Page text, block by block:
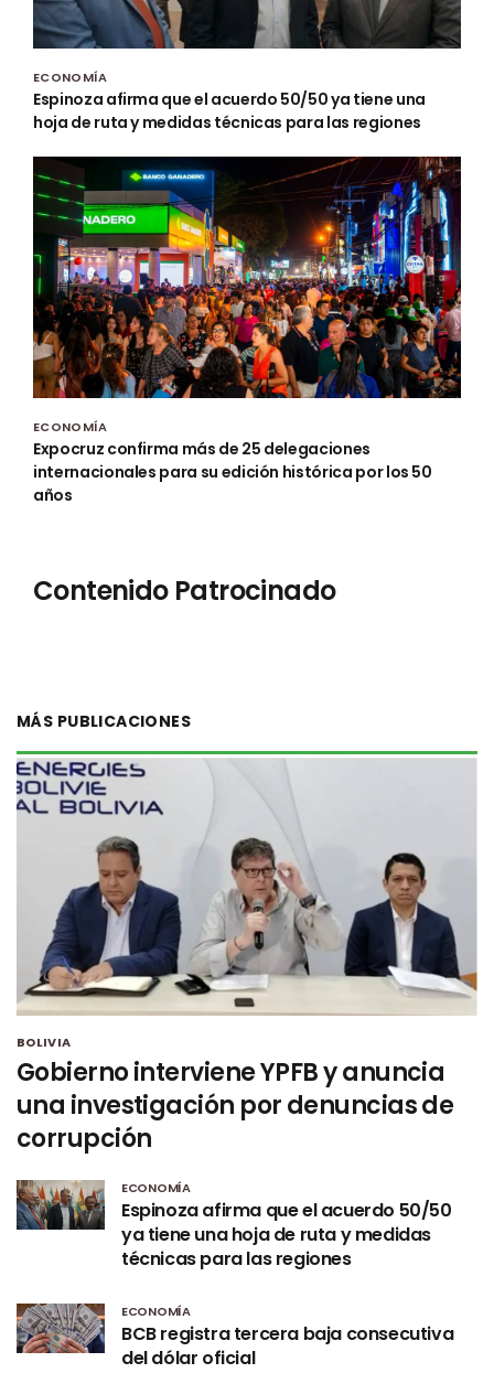
ECONOMÍA
Espinoza afirma que el acuerdo 50/50 ya tiene una
hoja de ruta y medidas técnicas para las regiones
ECONOMÍA
Expocruz confirma más de 25 delegaciones
internacionales para su edición histórica por los 50
años
Contenido Patrocinado
MÁS PUBLICACIONES
BOLIVIA
Gobierno interviene YPFB y anuncia
una investigación por denuncias de
corrupción
ECONOMÍA
Espinoza afirma que el acuerdo 50/50
ya tiene una hoja de ruta y medidas
técnicas para las regiones
ECONOMÍA
BCB registra tercera baja consecutiva
del dólar oficial